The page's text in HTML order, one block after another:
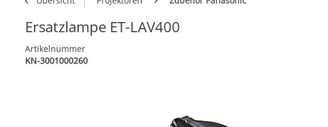
Ersatzlampe ET-LAV400
Artikelnummer
KN-3001000260